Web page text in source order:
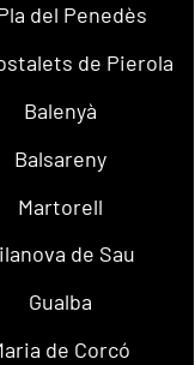
del Penedès
de Pierola
Balenyà
Balsareny
Martorell
de Sau
Gualba
de Corcó